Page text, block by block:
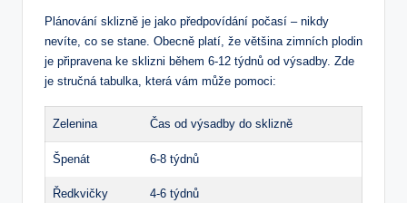
Plánování sklizně je jako předpovídání počasí – nikdy
nevíte, co se stane. Obecně platí, že většina zimních plodin
je připravena ke sklizni během 6-12 týdnů od výsadby. Zde
je stručná tabulka, která vám může pomoci:
Zelenina Čas od výsadby do sklizně
Špenát 6-8 týdnů
Ředkvičky 4-6 týdnů